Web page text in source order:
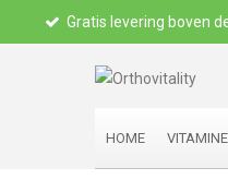
Gratis levering boven
HOME